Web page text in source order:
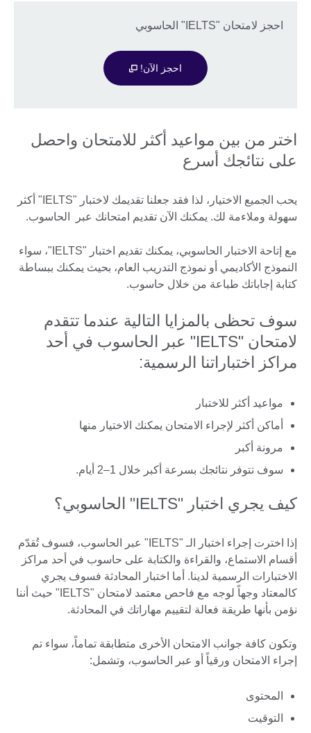
احجز لامتحان "IELTS" الحاسوبي
احجز الآن!
اختر من بين مواعيد أكثر للامتحان واحصل
على نتائجك أسرع
يحب الجميع الاختيار، لذا فقد جعلنا تقديمك لاختبار "IELTS" أكثر
سهولة وملاءمة لك. يمكنك الآن تقديم امتحانك عبر الحاسوب.
مع إتاحة الاختبار الحاسوبي، يمكنك تقديم اختبار "IELTS"، سواء
النموذج الأكاديمي أو نموذج التدريب العام، بحيث يمكنك ببساطة
كتابة إجاباتك طباعة من خلال حاسوب.
سوف تحظى بالمزايا التالية عندما تتقدم
لامتحان "IELTS" عبر الحاسوب في أحد
مراكز اختباراتنا الرسمية:
مواعيد أكثر للاختبار
أماكن أكثر لإجراء الامتحان يمكنك الاختيار منها
مرونة أكبر
سوف تتوفر نتائجك بسرعة أكبر خلال 1–2 أيام.
كيف يجري اختبار "IELTS" الحاسوبي؟
إذا اخترت إجراء اختبار الـ "IELTS" عبر الحاسوب، فسوف تُقدّم
أقسام الاستماع، والقراءة والكتابة على حاسوب في أحد مراكز
الاختبارات الرسمية لدينا. أما اختبار المحادثة فسوف يجري
كالمعتاد وجهاً لوجه مع فاحص معتمد لامتحان "IELTS" حيث أننا
نؤمن بأنها طريقة فعالة لتقييم مهاراتك في المحادثة.
وتكون كافة جوانب الامتحان الأخرى متطابقة تماماً، سواء تم
إجراء الامتحان ورقياً أو عبر الحاسوب، وتشمل:
المحتوى
التوقيت